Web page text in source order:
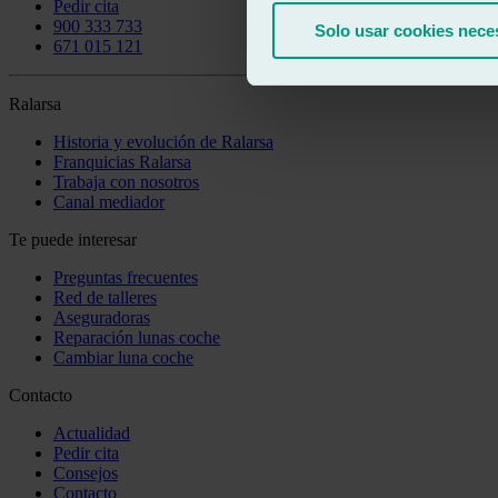
Solo usar cookies
Pedir cita
900 333 733
671 015 121
Ralarsa
Historia y evolución de Ralarsa
Franquicias Ralarsa
Trabaja con nosotros
Canal mediador
Te puede interesar
Preguntas frecuentes
Red de talleres
Aseguradoras
Reparación lunas coche
Cambiar luna coche
Contacto
Actualidad
Pedir cita
Consejos
Contacto